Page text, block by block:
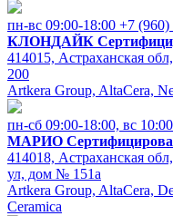
пн-вс 09:00-18:00 +7 (960)
КЛОНДАЙК
414015, Астраханская
200
Artkera Group, AltaCera,
пн-сб 09:00-18:00, вс
МАРИО
414018, Астраханская
ул, дом № 151а
Artkera Group, AltaCera,
Ceramica